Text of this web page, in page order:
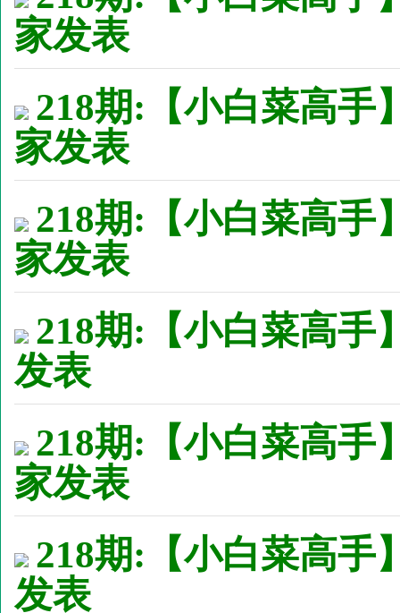
家发表
218期:【小白菜高手
家发表
218期:【小白菜高手
家发表
218期:【小白菜高手
发表
218期:【小白菜高手
家发表
218期:【小白菜高手
发表